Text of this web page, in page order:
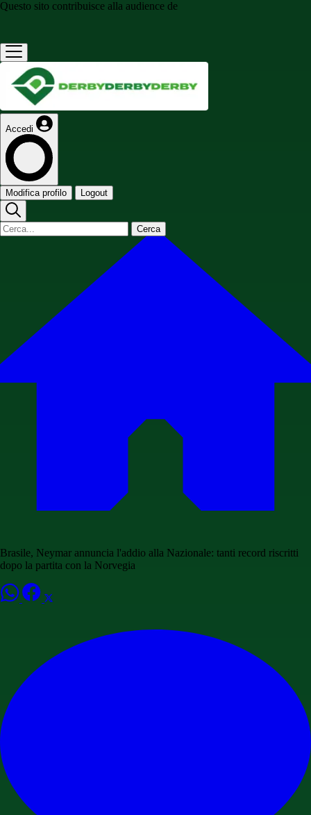
Questo sito contribuisce alla audience de
Accedi
Modifica profilo Logout
Cerca
Brasile, Neymar annuncia l'addio alla Nazionale: tanti record riscritti
dopo la partita con la Norvegia